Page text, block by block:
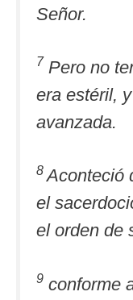
Señor.
7 Pero no
era estéril,
avanzada.
8 Aconteció
el
el orden de
9 conforme